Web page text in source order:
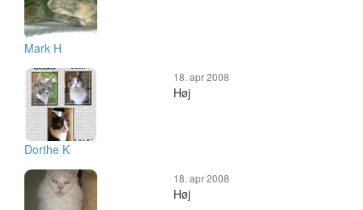
Mark H
Dorthe K
18. apr 2008
Høj
18. apr 2008
Høj